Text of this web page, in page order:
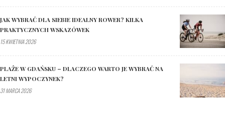
JAK WYBRAĆ DLA SIEBIE IDEALNY ROWER? KILKA
PRAKTYCZNYCH WSKAZÓWEK
15 KWIETNIA 2026
PLAŻE W GDAŃSKU – DLACZEGO WARTO JE WYBRAĆ NA
LETNI WYPOCZYNEK?
31 MARCA 2026